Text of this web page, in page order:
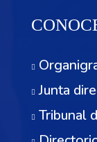
Junta
Tribunal